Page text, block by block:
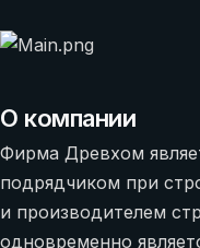
О компании
Фирма Древхом
подрядчиком при
и производителем
одновременно